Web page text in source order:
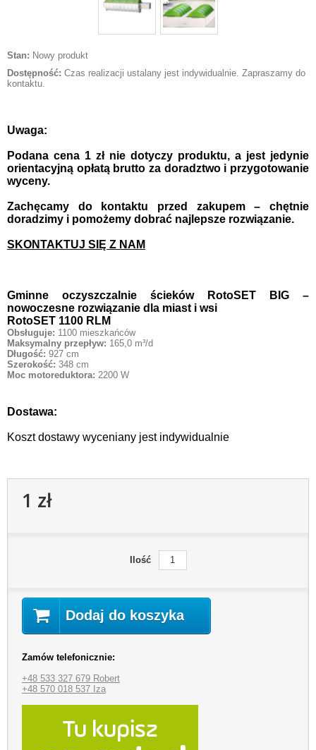
Stan: Nowy produkt
Dostępność: Czas realizacji ustalany jest indywidualnie. Zapraszamy do
kontaktu.
Uwaga:
Podana cena 1 zł nie dotyczy produktu, a jest jedynie
orientacyjną opłatą brutto za doradztwo i przygotowanie
wyceny.
Zachęcamy do kontaktu przed zakupem – chętnie
doradzimy i pomożemy dobrać najlepsze rozwiązanie.
SKONTAKTUJ SIĘ Z NAM
Gminne oczyszczalnie ścieków RotoSET BIG –
nowoczesne rozwiązanie dla miast i wsi
RotoSET 1100 RLM
Obsługuje: 1100 mieszkańców
Maksymalny przepływ: 165,0 m³/d
Długość: 927 cm
Szerokość: 348 cm
Moc motoreduktora: 2200 W
Dostawa:
Koszt dostawy wyceniany jest indywidualnie
1 zł
Ilość
Dodaj do koszyka
Zamów telefonicznie:
+48 533 327 679 Robert
+48 570 018 537 Iza